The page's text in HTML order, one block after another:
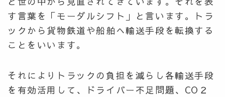
す言葉を「モーダルシフト」と言います。トラ
ックから貨物鉄道や船舶へ輸送手段を転換する
ことをいいます。
それによりトラックの負担を減らし各輸送手段
を有効活用して、ドライバー不足問題、CO２